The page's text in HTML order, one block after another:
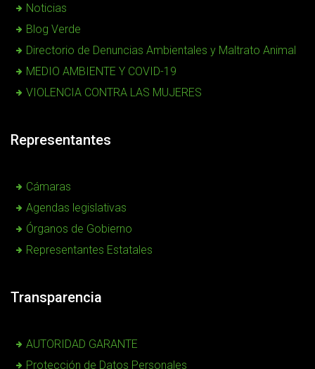
Noticias
Blog Verde
Directorio de Denuncias Ambientales y Maltrato Animal
MEDIO AMBIENTE Y COVID-19
VIOLENCIA CONTRA LAS MUJERES
Representantes
Cámaras
Agendas legislativas
Órganos de Gobierno
Representantes Estatales
Transparencia
AUTORIDAD GARANTE
Protección de Datos Personales